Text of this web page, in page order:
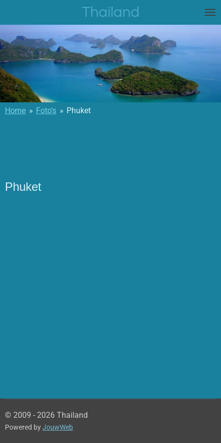
naar
de
hoofdinhoud
Thailand
Home » Foto's » Phuket
Phuket
© 2009 - 2026 Thailand
Powered byJouwWeb